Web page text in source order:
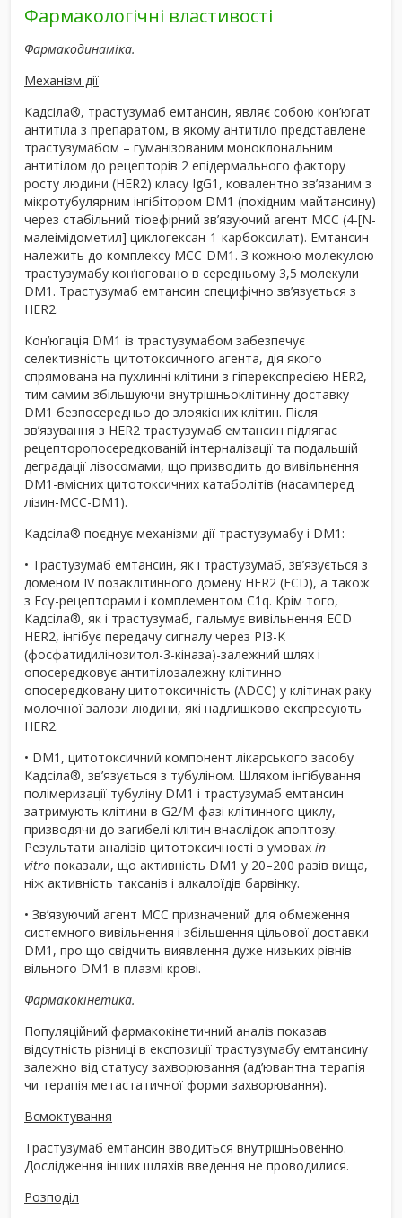
Фармакологічні властивості
Фармакодинаміка.
Механізм дії
Кадсіла®, трастузумаб емтансин, являє собою кон’югат
антитіла з препаратом, в якому антитіло представлене
трастузумабом – гуманізованим моноклональним
антитілом до рецепторів 2 епідермального фактору
росту людини (HER2) класу IgG1, ковалентно зв’язаним з
мікротубулярним інгібітором DM1 (похідним майтансину)
через стабільний тіоефірний зв’язуючий агент MCC (4-[N-
малеімідометил] циклогексан-1-карбоксилат). Емтансин
належить до комплексу MCC-DM1. З кожною молекулою
трастузумабу кон’юговано в середньому 3,5 молекули
DM1. Трастузумаб емтансин специфічно зв’язується з
HER2.
Кон’югація DM1 із трастузумабом забезпечує
селективність цитотоксичного агента, дія якого
спрямована на пухлинні клітини з гіперекспресією HER2,
тим самим збільшуючи внутрішньоклітинну доставку
DM1 безпосередньо до злоякісних клітин. Після
зв’язування з HER2 трастузумаб емтансин підлягає
рецепторопосередкованій інтерналізації та подальшій
деградації лізосомами, що призводить до вивільнення
DM1-вмісних цитотоксичних катаболітів (насамперед
лізин-MCC-DM1).
Кадсіла® поєднує механізми дії трастузумабу і DM1:
• Трастузумаб емтансин, як і трастузумаб, зв’язується з
доменом IV позаклітинного домену HER2 (ECD), а також
з Fcγ-рецепторами і комплементом C1q. Крім того,
Кадсіла®, як і трастузумаб, гальмує вивільнення ECD
HER2, інгібує передачу сигналу через PI3-K
(фосфатидилінозитол-3-кіназа)-залежний шлях і
опосередковує антитілозалежну клітинно-
опосередковану цитотоксичність (ADCC) у клітинах раку
молочної залози людини, які надлишково експресують
HER2.
• DM1, цитотоксичний компонент лікарського засобу
Кадсіла®, зв’язується з тубуліном. Шляхом інгібування
полімеризації тубуліну DM1 і трастузумаб емтансин
затримують клітини в G2/M-фазі клітинного циклу,
призводячи до загибелі клітин внаслідок апоптозу.
Результати аналізів цитотоксичності в умовах in
vitro показали, що активність DM1 у 20–200 разів вища,
ніж активність таксанів і алкалоїдів барвінку.
• Зв’язуючий агент MCC призначений для обмеження
системного вивільнення і збільшення цільової доставки
DM1, про що свідчить виявлення дуже низьких рівнів
вільного DM1 в плазмі крові.
Фармакокінетика.
Популяційний фармакокінетичний аналіз показав
відсутність різниці в експозиції трастузумабу емтансину
залежно від статусу захворювання (ад’ювантна терапія
чи терапія метастатичної форми захворювання).
Всмоктування
Трастузумаб емтансин вводиться внутрішньовенно.
Дослідження інших шляхів введення не проводилися.
Розподіл